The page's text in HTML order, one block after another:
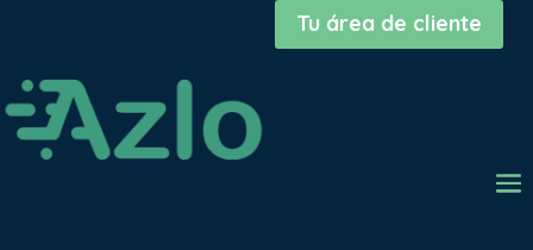
Tu área de cliente